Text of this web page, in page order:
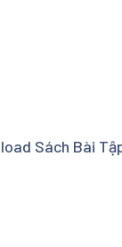
Sách Bài